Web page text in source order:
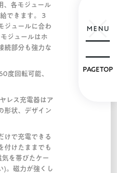
、各モジュール
できます。３
ジュールに合わ
ジュールはホ
続部分も強力な
度回転可能、
レス充電器はア
形状、デザイン
けで充電できる
付けたままでも
を帯びたケー
)。磁力が強くし
MENU
PAGETOP